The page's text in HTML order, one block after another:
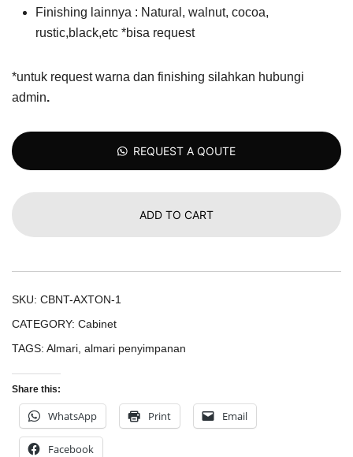
Finishing lainnya : Natural, walnut, cocoa,
rustic,black,etc *bisa request
*untuk request warna dan finishing silahkan hubungi
admin.
REQUEST A QOUTE
ADD TO CART
SKU: CBNT-AXTON-1
CATEGORY: Cabinet
TAGS: Almari almari penyimpanan
Share this:
WhatsApp Print Email
Facebook